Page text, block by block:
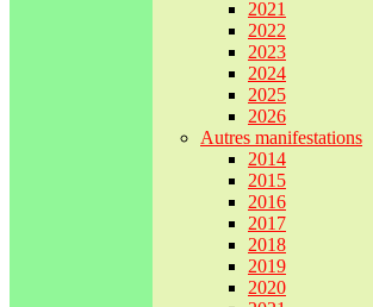
2021
2022
2023
2024
2025
2026
Autres manifestations
2014
2015
2016
2017
2018
2019
2020